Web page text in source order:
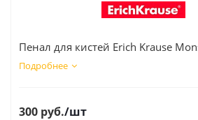
Пенал для кистей Erich Krause
Подробнее
300 руб./шт